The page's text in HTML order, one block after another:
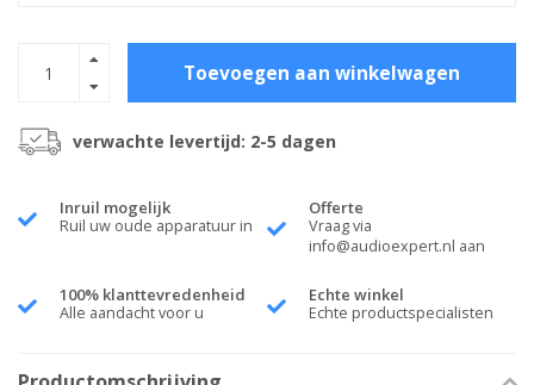
Toevoegen aan winkelwagen
verwachte levertijd: 2-5 dagen
Inruil mogelijk
Ruil uw oude apparatuur in
Offerte
Vraag via
info@audioexpert.nl aan
100% klanttevredenheid
Alle aandacht voor u
Echte winkel
Echte productspecialisten